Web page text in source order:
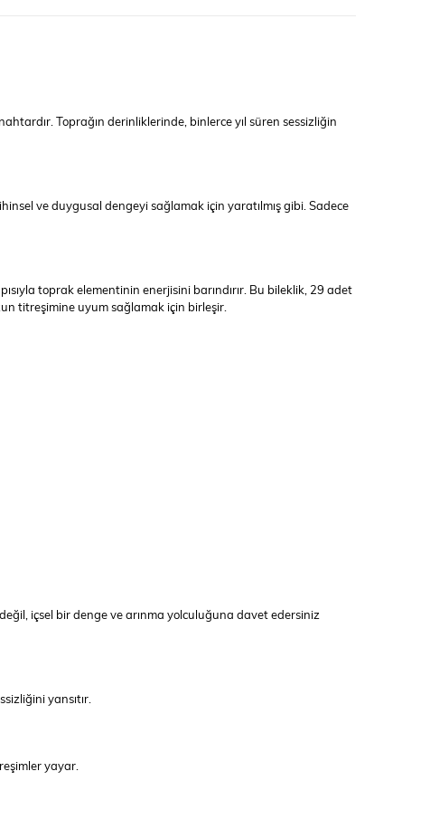
Toprağın derinliklerinde, binlerce yıl süren sessizliğin
ve duygusal dengeyi sağlamak için yaratılmış gibi. Sadece
toprak elementinin enerjisini barındırır. Bu bileklik, 29 adet
titreşimine uyum sağlamak için birleşir.
içsel bir denge ve arınma yolculuğuna davet edersiniz
yansıtır.
yayar.